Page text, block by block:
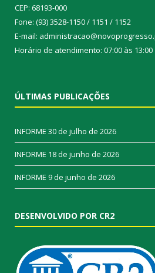
CEP: 68193-000
Fone: (93) 3528-1150 / 1151 / 1152
E-mail:
Horário de atendimento: 07:00 às 13:00
ÚLTIMAS PUBLICAÇÕES
INFORME 30 de julho de 2026
INFORME 18 de junho de 2026
INFORME 9 de junho de 2026
DESENVOLVIDO POR CR2